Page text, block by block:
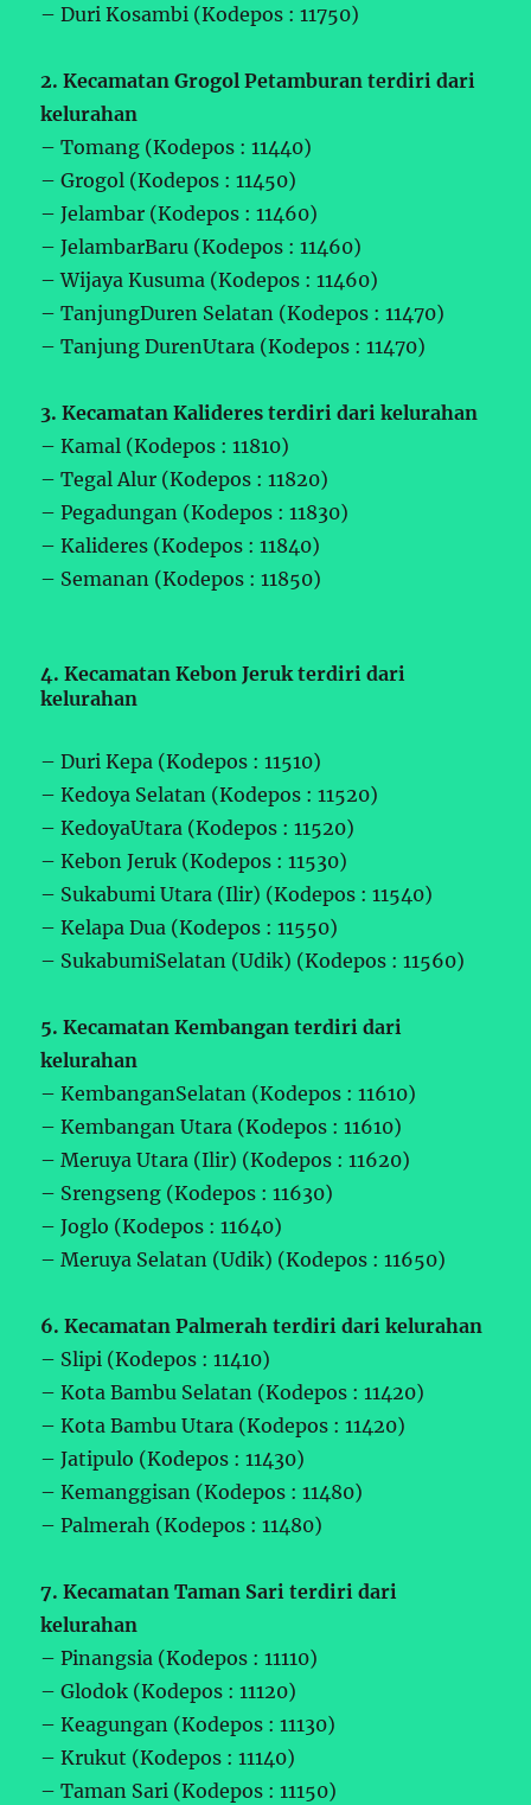
– Duri Kosambi (Kodepos : 11750)
2. Kecamatan Grogol Petamburan terdiri dari
kelurahan
– Tomang (Kodepos : 11440)
– Grogol (Kodepos : 11450)
– Jelambar (Kodepos : 11460)
– JelambarBaru (Kodepos : 11460)
– Wijaya Kusuma (Kodepos : 11460)
– TanjungDuren Selatan (Kodepos : 11470)
– Tanjung DurenUtara (Kodepos : 11470)
3. Kecamatan Kalideres terdiri dari kelurahan
– Kamal (Kodepos : 11810)
– Tegal Alur (Kodepos : 11820)
– Pegadungan (Kodepos : 11830)
– Kalideres (Kodepos : 11840)
– Semanan (Kodepos : 11850)
4. Kecamatan Kebon Jeruk terdiri dari
kelurahan
– Duri Kepa (Kodepos : 11510)
– Kedoya Selatan (Kodepos : 11520)
– KedoyaUtara (Kodepos : 11520)
– Kebon Jeruk (Kodepos : 11530)
– Sukabumi Utara (Ilir) (Kodepos : 11540)
– Kelapa Dua (Kodepos : 11550)
– SukabumiSelatan (Udik) (Kodepos : 11560)
5. Kecamatan Kembangan terdiri dari
kelurahan
– KembanganSelatan (Kodepos : 11610)
– Kembangan Utara (Kodepos : 11610)
– Meruya Utara (Ilir) (Kodepos : 11620)
– Srengseng (Kodepos : 11630)
– Joglo (Kodepos : 11640)
– Meruya Selatan (Udik) (Kodepos : 11650)
6. Kecamatan Palmerah terdiri dari kelurahan
– Slipi (Kodepos : 11410)
– Kota Bambu Selatan (Kodepos : 11420)
– Kota Bambu Utara (Kodepos : 11420)
– Jatipulo (Kodepos : 11430)
– Kemanggisan (Kodepos : 11480)
– Palmerah (Kodepos : 11480)
7. Kecamatan Taman Sari terdiri dari
kelurahan
– Pinangsia (Kodepos : 11110)
– Glodok (Kodepos : 11120)
– Keagungan (Kodepos : 11130)
– Krukut (Kodepos : 11140)
– Taman Sari (Kodepos : 11150)